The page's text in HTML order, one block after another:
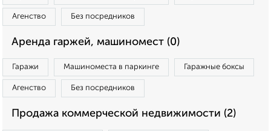
Агенство Без посредников
Аренда гаржей, машиномест (0)
Гаражи Машиноместа в паркинге Гаражные боксы
Агенство Без посредников
Продажа коммерческой недвижимости (2)